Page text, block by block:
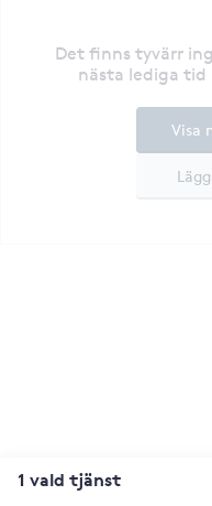
Det finns tyvärr
nästa lediga tid
Visa
1 vald tjänst